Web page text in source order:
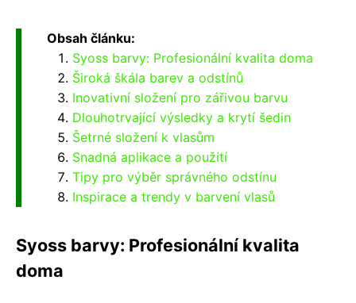
Obsah článku:
Syoss barvy: Profesionální kvalita doma
Široká škála barev a odstínů
Inovativní složení pro zářivou barvu
Dlouhotrvající výsledky a krytí šedin
Šetrné složení k vlasům
Snadná aplikace a použití
Tipy pro výběr správného odstínu
Inspirace a trendy v barvení vlasů
Syoss barvy: Profesionální kvalita
doma